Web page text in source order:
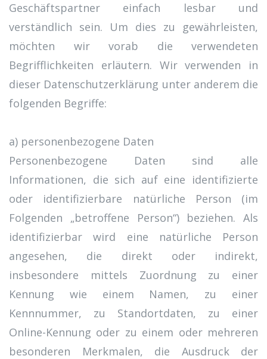
Geschäftspartner einfach lesbar und
verständlich sein. Um dies zu gewährleisten,
möchten wir vorab die verwendeten
Begrifflichkeiten erläutern. Wir verwenden in
dieser Datenschutzerklärung unter anderem die
folgenden Begriffe:
a) personenbezogene Daten
Personenbezogene Daten sind alle
Informationen, die sich auf eine identifizierte
oder identifizierbare natürliche Person (im
Folgenden „betroffene Person“) beziehen. Als
identifizierbar wird eine natürliche Person
angesehen, die direkt oder indirekt,
insbesondere mittels Zuordnung zu einer
Kennung wie einem Namen, zu einer
Kennnummer, zu Standortdaten, zu einer
Online-Kennung oder zu einem oder mehreren
besonderen Merkmalen, die Ausdruck der